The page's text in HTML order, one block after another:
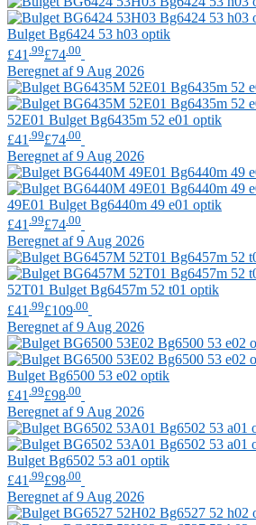
BulgetBg6424 53 h03 optik
£41 .99£74 .00
Beregnet af 9 Aug 2026
52E01 Bulget Bg6435m 52 e01 optik
£41 .99£74 .00
Beregnet af 9 Aug 2026
49E01 Bulget Bg6440m 49 e01 optik
£41.99£74.00
Beregnet af 9 Aug 2026
52T01 BulgetBg6457m 52 t01 optik
£41 .99£109 .00
Beregnet af 9 Aug 2026
Bulget Bg6500 53 e02 optik
£41 .99£98 .00
Beregnet af 9 Aug 2026
Bulget Bg6502 53 a01 optik
£41 .99£98.00
Beregnet af 9 Aug 2026